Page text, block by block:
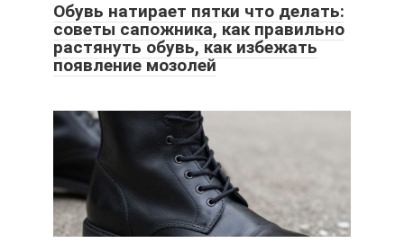
Обувь натирает пятки что делать:
советы сапожника, как правильно
растянуть обувь, как избежать
появление мозолей